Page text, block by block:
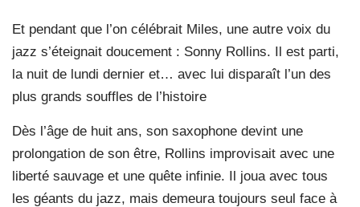
Et pendant que l’on célébrait Miles, une autre voix du
jazz s’éteignait doucement : Sonny Rollins. Il est parti,
la nuit de lundi dernier et… avec lui disparaît l’un des
plus grands souffles de l’histoire
Dès l’âge de huit ans, son saxophone devint une
prolongation de son être, Rollins improvisait avec une
liberté sauvage et une quête infinie. Il joua avec tous
les géants du jazz, mais demeura toujours seul face à